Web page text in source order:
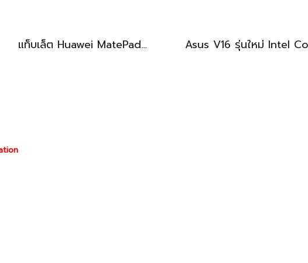
แท็บเล็ต Huawei MatePad 11.5 Wi-Fi (6+128) Midnight Grey มีปากกามาให้ พร้อมใช้งาน ราคาเพียง 6,490.-